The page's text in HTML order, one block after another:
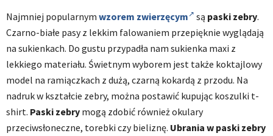
Najmniej popularnym wzorem zwierzęcym są paski zebry.
Czarno-białe pasy z lekkim falowaniem przepięknie wyglądają
na sukienkach. Do gustu przypadła nam sukienka maxi z
lekkiego materiału. Świetnym wyborem jest także koktajlowy
model na ramiączkach z dużą, czarną kokardą z przodu. Na
nadruk w kształcie zebry, można postawić kupując koszulki t-
shirt. Paski zebry mogą zdobić również okulary
przeciwsłoneczne, torebki czy bieliznę. Ubrania w paski zebry